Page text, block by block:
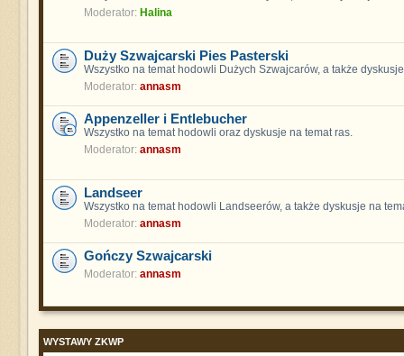
Moderator: Halina
Duży Szwajcarski Pies Pasterski
Wszystko na temat hodowli Dużych Szwajcarów, a także
Moderator: annasm
Appenzeller i Entlebucher
Wszystko na temat hodowli oraz dyskusje na temat ras.
Moderator: annasm
Landseer
Wszystko na temat hodowli Landseerów, a także dyskusje na
Moderator: annasm
Gończy Szwajcarski
Moderator: annasm
WYSTAWY ZKWP